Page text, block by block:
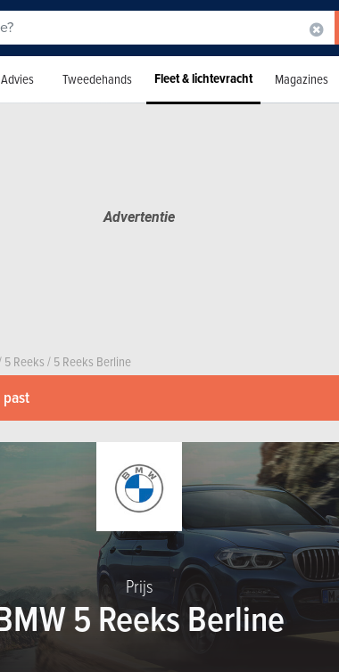
Advies Tweedehands Fleet & lichtevracht Magazines
5 Reeks/5 Reeks Berline
Prijs
5 Reeks Berline